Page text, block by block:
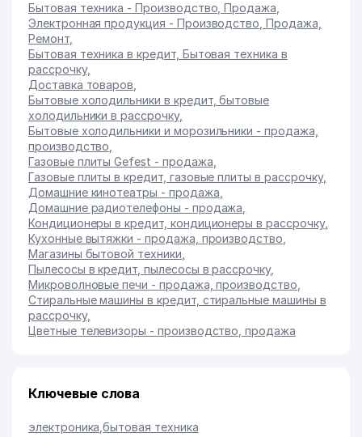
Бытовая техника - Производство, Продажа
Электронная продукция - Производство, Продажа,
Ремонт,
Бытовая техника в кредит, Бытовая техника в
рассрочку,
Доставка товаров
Бытовые холодильники в кредит, бытовые
холодильники в рассрочку,
Бытовые холодильники и морозильники - продажа,
производство
Газовые плиты Gefest - продажа
Газовые плиты в кредит, газовые плиты в рассрочку,
Домашние кинотеатры - продажа
Домашние радиотелефоны - продажа
Кондиционеры в кредит, кондиционеры в рассрочку,
Кухонные вытяжки - продажа, производство
Магазины бытовой техники
Пылесосы в кредит, пылесосы в рассрочку,
Микроволновые печи - продажа, производство
Стиральные машины в кредит, стиральные машины в
рассрочку,
Цветные телевизоры - производство, продажа
Ключевые слова
электроника ,бытовая техника